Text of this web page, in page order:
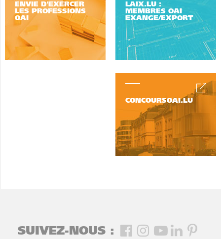
ENVIE D'EXERCER
LES PROFESSIONS
OAI
LAIX.LU :
MEMBRES OAI
EXANGE/EXPORT
CONCOURSOAI.LU
SUIVEZ-NOUS :